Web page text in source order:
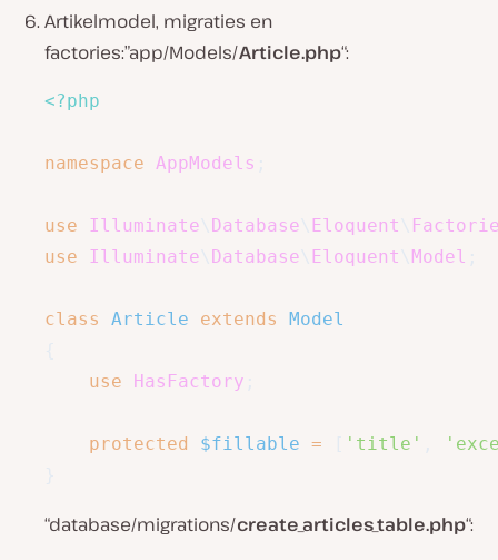
Artikelmodel, migraties en
factories:”app/Models/Article.php“:
<?php
namespace AppModels
use Illuminate Database Eloquent
use
Illuminate Database Eloquent Model
class Article extends
Model
use
HasFactory
protected $fillable = 'title'
“database/migrations/create_articles_table.php“: